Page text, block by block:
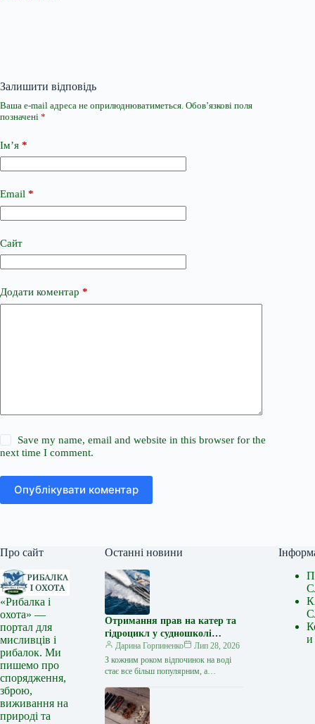
Залишити відповідь
Ваша e-mail адреса не оприлюднюватиметься. Обов’язкові поля
позначені *
Ім’я *
Email *
Сайт
Додати коментар *
Save my name, email and website in this browser for the
next time I comment.
Опублікувати коментар
Про сайт
«Рибалка і
охота» —
портал для
мисливців і
рибалок. Ми
пишемо про
спорядження,
зброю,
виживання на
природі та
Останні новини
Отримання прав на катер та
гідроцикл у судношколі
«Либідь-А»: від теорії до
іспиту
Дарина Горпиненко
Лип 28, 2026
З кожним роком відпочинок на воді
стає все більш популярним, а
чи гідроциклом відкриває нові
горизонти…
и